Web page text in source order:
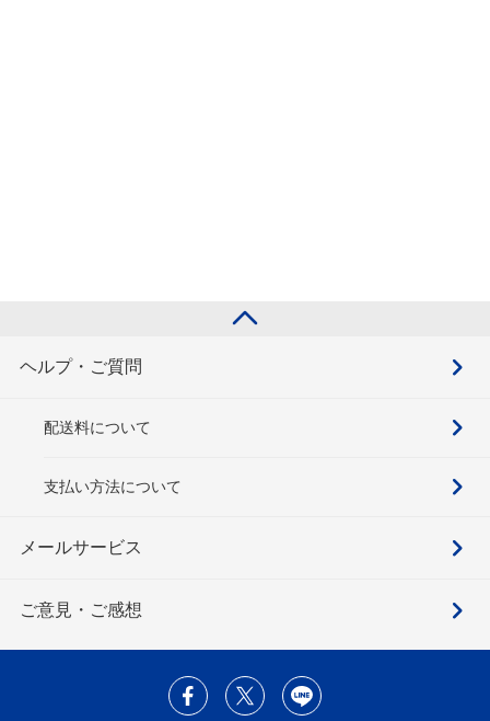
ヘルプ・ご質問
配送料について
支払い方法について
メールサービス
ご意見・ご感想